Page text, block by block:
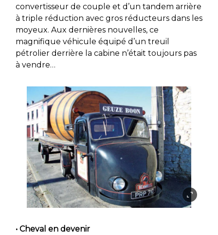
convertisseur de couple et d’un tandem arrière
à triple réduction avec gros réducteurs dans les
moyeux. Aux dernières nouvelles, ce
magnifique véhicule équipé d’un treuil
pétrolier derrière la cabine n’était toujours pas
à vendre…
• Cheval en devenir